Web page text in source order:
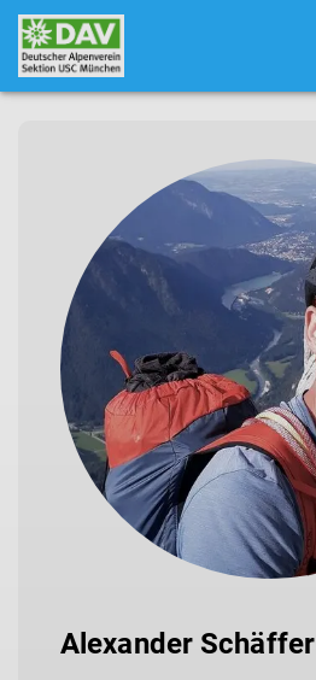
Alexander Schäffer